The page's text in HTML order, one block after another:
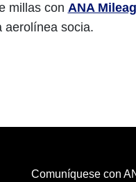
millas con ANA
aerolínea socia.
Comuníquese con